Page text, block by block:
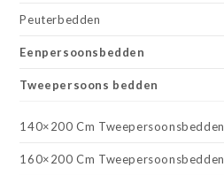
Peuterbedden
Eenpersoonsbedden
Tweepersoons bedden
140×200 Cm Tweepersoonsbedden
160×200 Cm Tweepersoonsbedden